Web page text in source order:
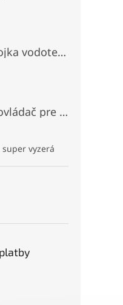
5 z 5 hviezdičiek.
TTAF Káblová spojka vodotesná IP68, "I" Priama, 3 pinová, 20A, 2,5mm², M20
5 z 5 hviezdičiek.
B4-B - Panelový ovládač pre RGB+CCT LED, Čierny, Batériový 2xAAA (3V), Magnetický, RF 2,4GHz, 4 zóny
5 z 5 hviezdičiek.
vyzerá